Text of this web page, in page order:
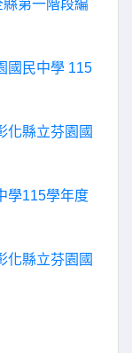
第一階段編
國民中學 115
化縣立芬園國
學115學年度
化縣立芬園國